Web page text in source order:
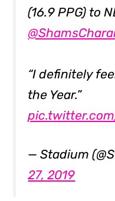
(16.9 PPG) to
“I definitely
the Year.”
— Stadium
27, 2019